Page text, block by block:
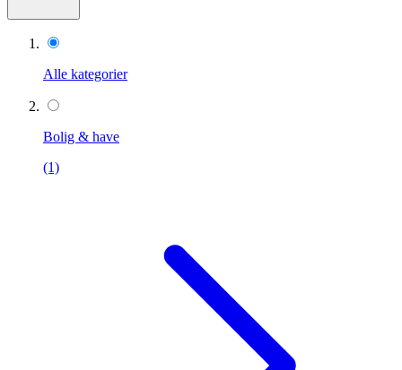
Alle kategorier
Bolig & have
(1)